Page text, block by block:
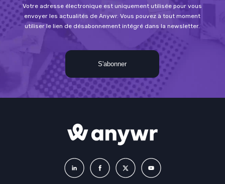
Votre adresse électronique est uniquement utilisée pour vous
envoyer les actualités de Anywr. Vous pouvez à tout moment
utiliser le lien de désabonnement intégré dans la newsletter.